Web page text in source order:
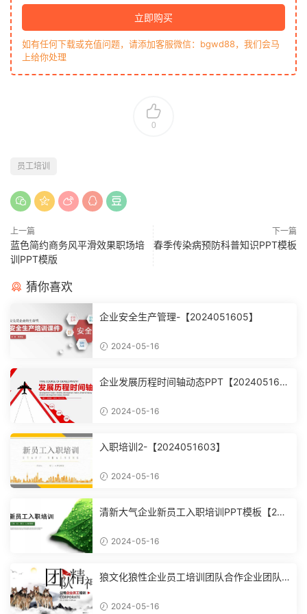
立即购买
如有任何下载或充值问题，请添加客服微信：bgwd88，我们会马
上给你处理
0
员工培训
上一篇
蓝色简约商务风平滑效果职场培
训PPT模版
下一篇
春季传染病预防科普知识PPT模板
猜你喜欢
企业安全生产管理-【2024051605】
2024-05-16
企业发展历程时间轴动态PPT【202405160
2024-05-16
入职培训2-【2024051603】
2024-05-16
清新大气企业新员工入职培训PPT模板【202
2024-05-16
狼文化狼性企业员工培训团队合作企业团队
2024-05-16